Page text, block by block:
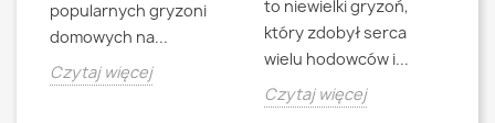
popularnych gryzoni
domowych na...
Czytaj więcej
to niewielki gryzoń,
który zdobył serca
wielu hodowców i...
Czytaj więcej